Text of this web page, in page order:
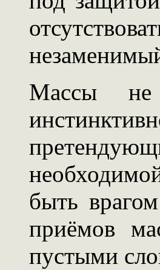
Массы не
быть
приёмов
пустыми